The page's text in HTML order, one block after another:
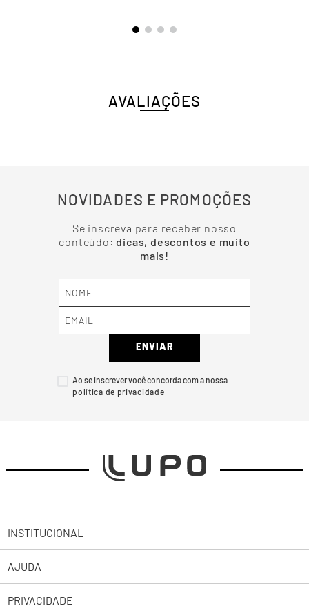
AVALIAÇÕES
NOVIDADES E PROMOÇÕES
Se inscreva para receber nosso
conteúdo: dicas, descontos e muito
mais!
ENVIAR
Ao se inscrever você concorda com a nossa
INSTITUCIONAL
Sobre a Lupo
Trabalhe Conosco
AJUDA
PRIVACIDADE